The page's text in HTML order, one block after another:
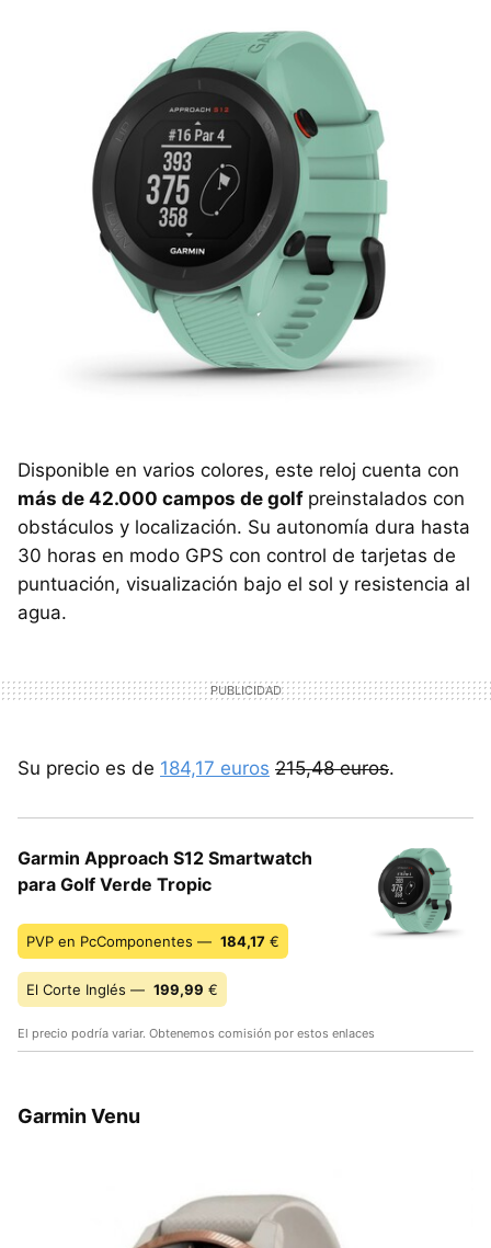
Disponible en varios colores, este reloj cuenta con
más de 42.000 campos de golf preinstalados con
obstáculos y localización. Su autonomía dura hasta
30 horas en modo GPS con control de tarjetas de
puntuación, visualización bajo el sol y resistencia al
agua.
Su precio es de 184,17 euros 215,48 euros.
Garmin Approach S12 Smartwatch
para Golf Verde Tropic
PVP en PcComponentes — 184,17 €
El Corte Inglés — 199,99 €
El precio podría variar. Obtenemos comisión por estos enlaces
Garmin Venu